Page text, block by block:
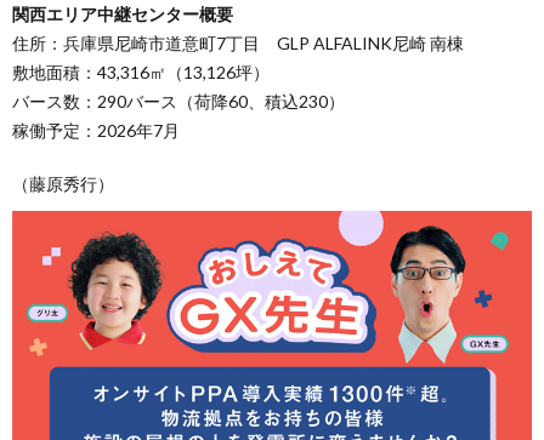
関西エリア中継センター概要
住所：兵庫県尼崎市道意町7丁目 GLP ALFALINK尼崎 南棟
敷地面積：43,316㎡（13,126坪）
バース数：290バース（荷降60、積込230）
稼働予定：2026年7月
（藤原秀行）